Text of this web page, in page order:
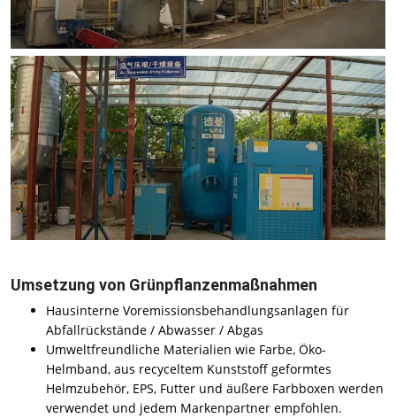
Umsetzung von Grünpflanzenmaßnahmen
Hausinterne Voremissionsbehandlungsanlagen für
Abfallrückstände / Abwasser / Abgas
Umweltfreundliche Materialien wie Farbe, Öko-
Helmband, aus recyceltem Kunststoff geformtes
Helmzubehör, EPS, Futter und äußere Farbboxen werden
verwendet und jedem Markenpartner empfohlen.